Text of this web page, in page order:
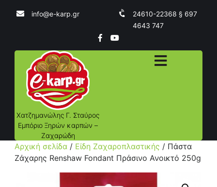
info@e-karp.gr
24610-22368 § 697
4643 747
Χατζημανώλης Γ. Σταύρος
Εμπόριο Ξηρών καρπών –
Ζαχαρώδη
Αρχική σελίδα / Είδη Ζαχαροπλαστικής / Πάστα
Ζάχαρης Renshaw Fondant Πράσινο Ανοικτό 250g